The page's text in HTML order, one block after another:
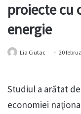
proiecte cu
energie
Lia Ciutac 20
Studiul a arătat
economiei